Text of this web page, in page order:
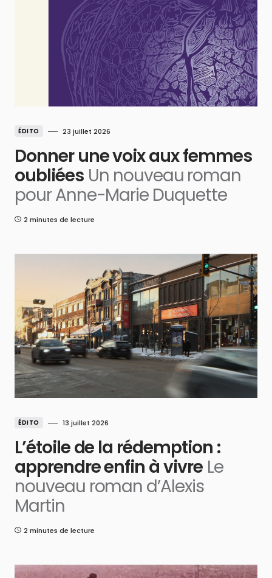
ÉDITO 23 juillet 2026
Donner une voix aux femmes
oubliées Un nouveau roman
pour Anne-Marie Duquette
2 minutes de lecture
ÉDITO 13 juillet 2026
L’étoile de la rédemption :
apprendre enfin à vivre Le
nouveau roman d’Alexis
Martin
2 minutes de lecture